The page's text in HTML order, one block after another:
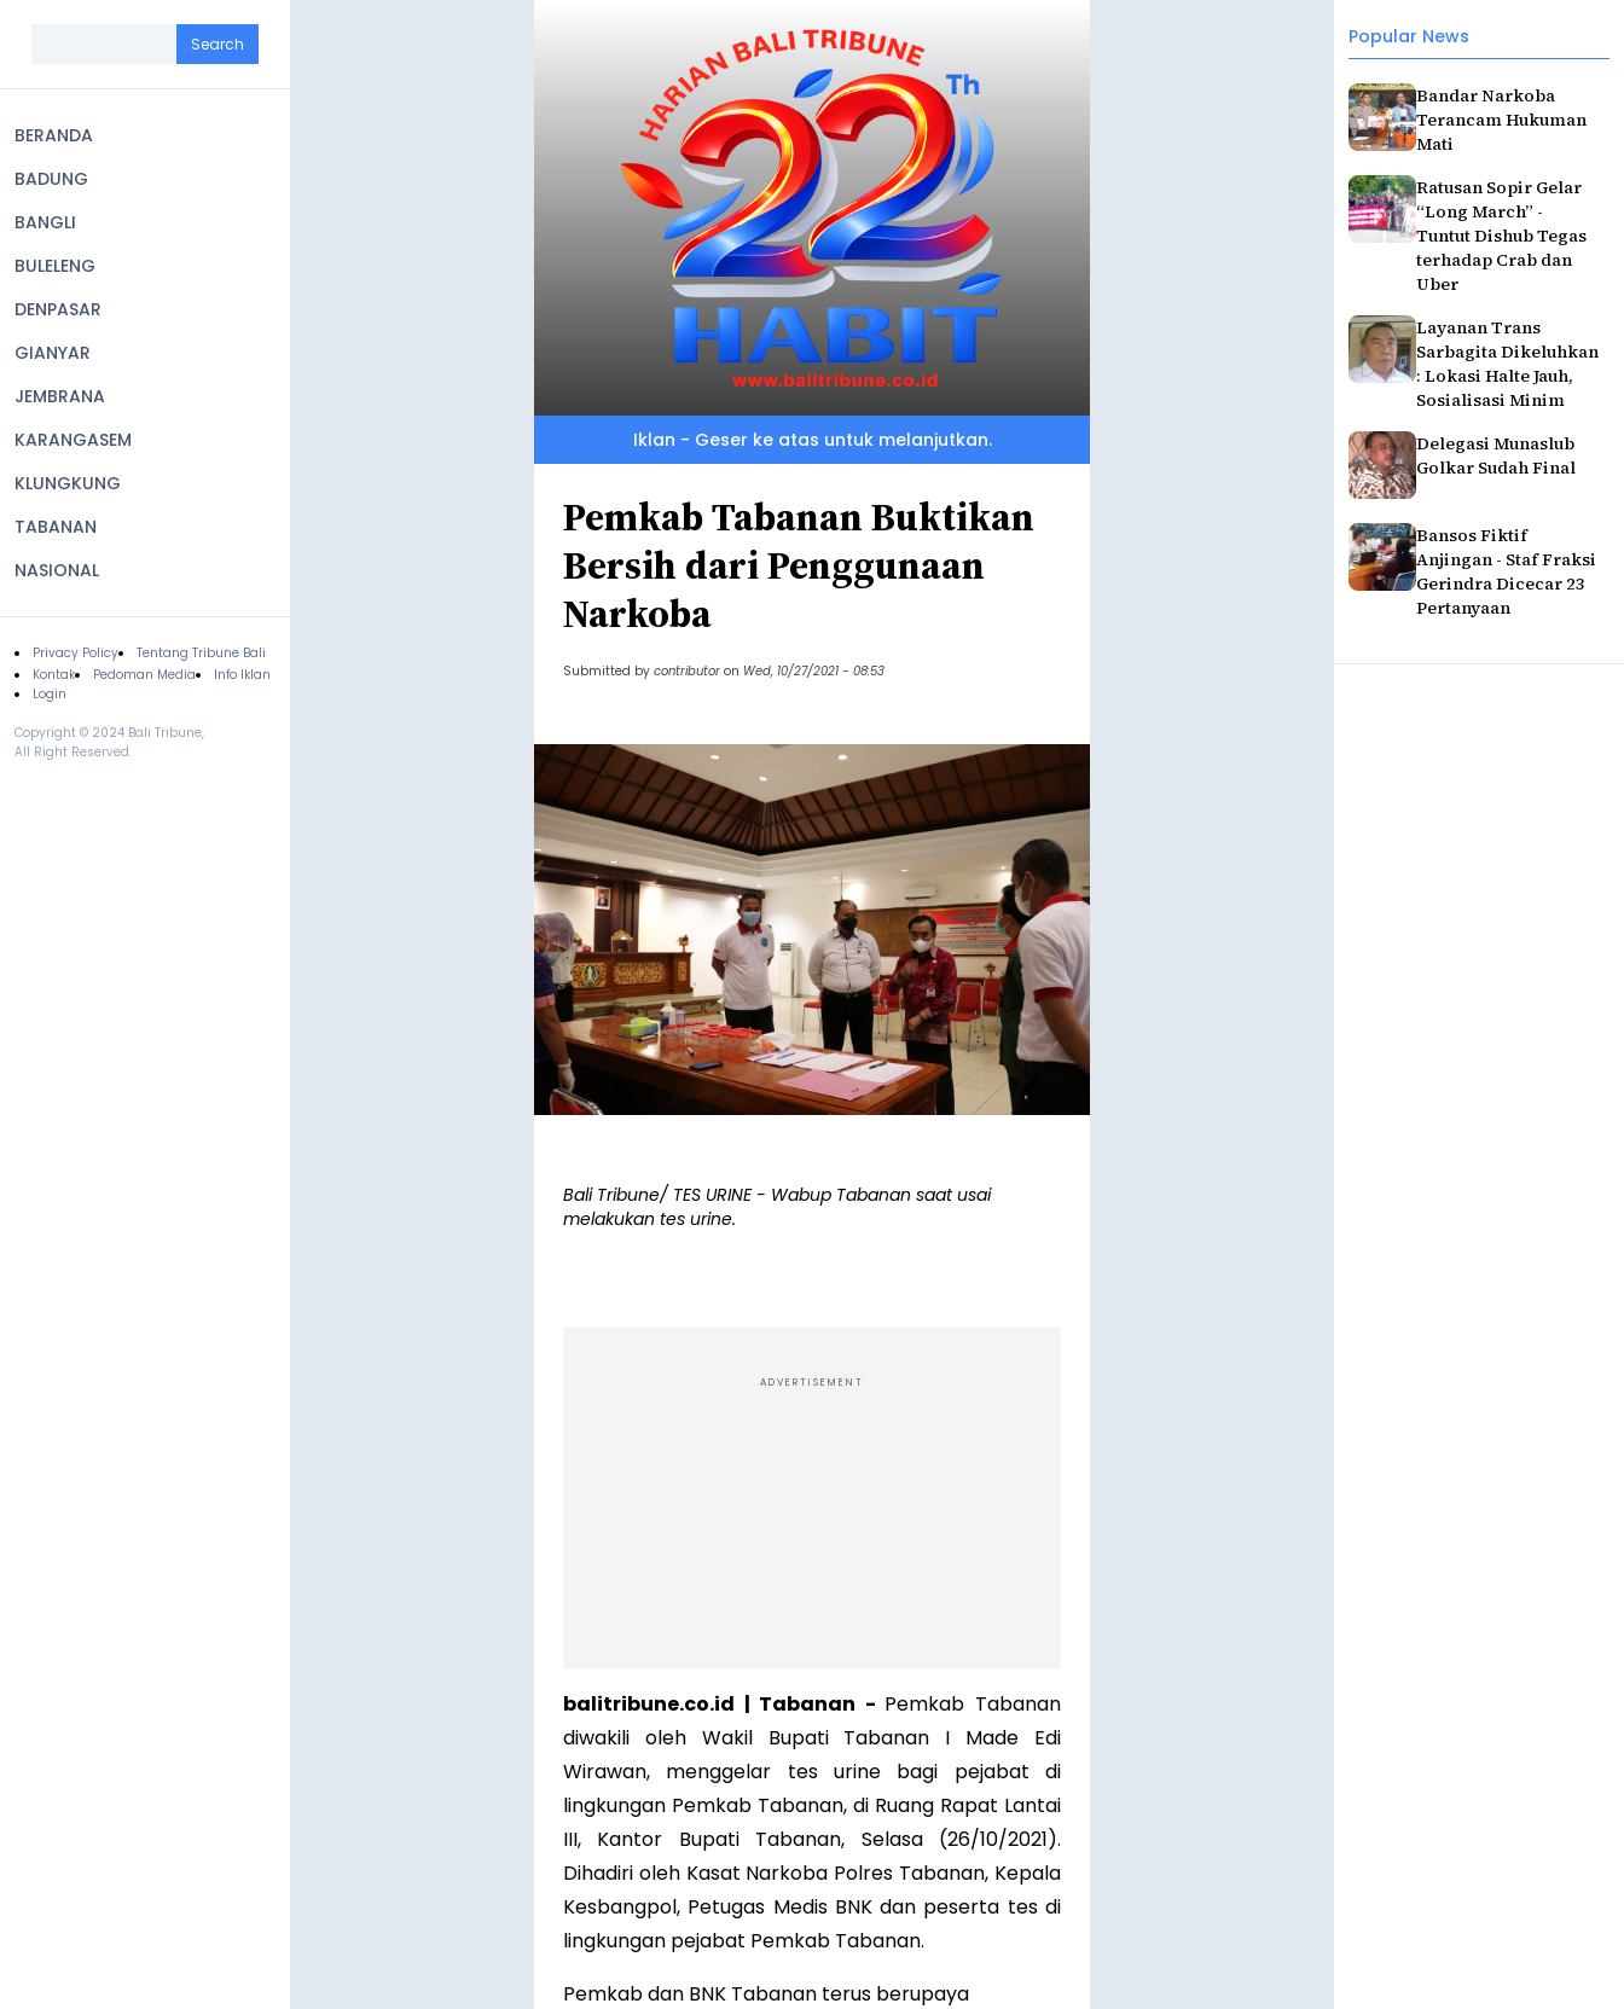
navigation
BERANDA
BADUNG
BANGLI
BULELENG
DENPASAR
GIANYAR
JEMBRANA
KARANGASEM
KLUNGKUNG
TABANAN
NASIONAL
Footer
Privacy Policy
Tentang Tribune Bali
Kontak
Pedoman Media
Info Iklan
Login
Copyright © 2024 Bali Tribune,
All Right Reserved.
Popular News
Bandar Narkoba
Terancam Hukuman
Mati
Ratusan Sopir Gelar
“Long March” -
Tuntut Dishub Tegas
terhadap Crab dan
Uber
Layanan Trans
Sarbagita Dikeluhkan
: Lokasi Halte Jauh,
Sosialisasi Minim
Delegasi Munaslub
Golkar Sudah Final
Bansos Fiktif
Anjingan - Staf Fraksi
Gerindra Dicecar 23
Pertanyaan
Iklan - Geser ke atas untuk melanjutkan.
Pemkab Tabanan Buktikan
Bersih dari Penggunaan
Narkoba
Submitted by contributor on Wed, 10/27/2021 - 08:53
Bali Tribune/ TES URINE - Wabup Tabanan saat usai
melakukan tes urine.
ADVERTISEMENT
balitribune.co.id | Tabanan - Pemkab Tabanan
diwakili oleh Wakil Bupati Tabanan I Made Edi
Wirawan, menggelar tes urine bagi pejabat di
lingkungan Pemkab Tabanan, di Ruang Rapat Lantai
III, Kantor Bupati Tabanan, Selasa (26/10/2021).
Dihadiri oleh Kasat Narkoba Polres Tabanan, Kepala
Kesbangpol, Petugas Medis BNK dan peserta tes di
lingkungan pejabat Pemkab Tabanan.
Pemkab dan BNK Tabanan terus berupaya